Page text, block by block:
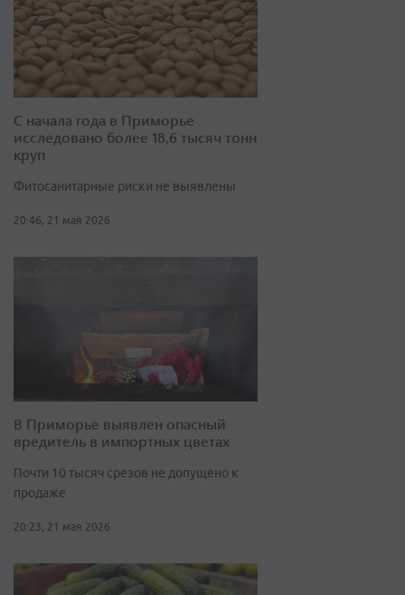
С начала года в Приморье
исследовано более 18,6 тысяч тонн
круп
Фитосанитарные риски не выявлены
20:46, 21 мая 2026
В Приморье выявлен опасный
вредитель в импортных цветах
Почти 10 тысяч срезов не допущено к
продаже
20:23, 21 мая 2026